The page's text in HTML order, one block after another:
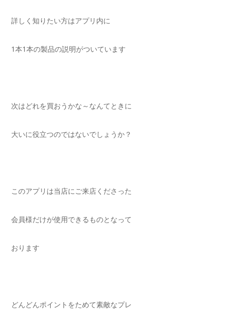
詳しく知りたい方はアプリ内に
1本1本の製品の説明がついています
次はどれを買おうかな～なんてときに
大いに役立つのではないでしょうか？
このアプリは当店にご来店くださった
会員様だけが使用できるものとなって
おります
どんどんポイントをためて素敵なプレ